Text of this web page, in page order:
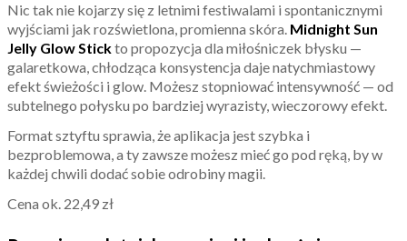
Nic tak nie kojarzy się z letnimi festiwalami i spontanicznymi
wyjściami jak rozświetlona, promienna skóra. Midnight Sun
Jelly Glow Stickto propozycja dla miłośniczek błysku —
galaretkowa, chłodząca konsystencja daje natychmiastowy
efekt świeżości i glow. Możesz stopniować intensywność — od
subtelnego połysku po bardziej wyrazisty, wieczorowy efekt.
Format sztyftu sprawia, że aplikacja jest szybka i
bezproblemowa, a ty zawsze możesz mieć go pod ręką, by w
każdej chwili dodać sobie odrobiny magii.
Cena ok. 22,49 zł